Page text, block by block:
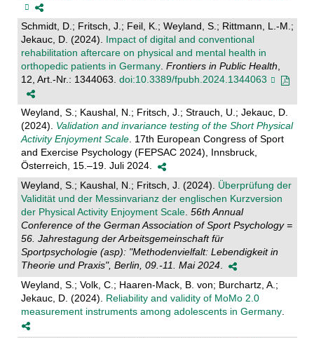
Schmidt, D.; Fritsch, J.; Feil, K.; Weyland, S.; Rittmann, L.-M.;
Jekauc, D. (2024). Impact of digital and conventional
rehabilitation aftercare on physical and mental health in
orthopedic patients in Germany. Frontiers in Public Health,
12, Art.-Nr.: 1344063. doi:10.3389/fpubh.2024.1344063
Weyland, S.; Kaushal, N.; Fritsch, J.; Strauch, U.; Jekauc, D.
(2024). Validation and invariance testing of the Short Physical
Activity Enjoyment Scale. 17th European Congress of Sport
and Exercise Psychology (FEPSAC 2024), Innsbruck,
Österreich, 15.–19. Juli 2024.
Weyland, S.; Kaushal, N.; Fritsch, J. (2024). Überprüfung der
Validität und der Messinvarianz der englischen Kurzversion
der Physical Activity Enjoyment Scale. 56th Annual
Conference of the German Association of Sport Psychology =
56. Jahrestagung der Arbeitsgemeinschaft für
Sportpsychologie (asp): "Methodenvielfalt: Lebendigkeit in
Theorie und Praxis", Berlin, 09.-11. Mai 2024.
Weyland, S.; Volk, C.; Haaren-Mack, B. von; Burchartz, A.;
Jekauc, D. (2024). Reliability and validity of MoMo 2.0
measurement instruments among adolescents in Germany.